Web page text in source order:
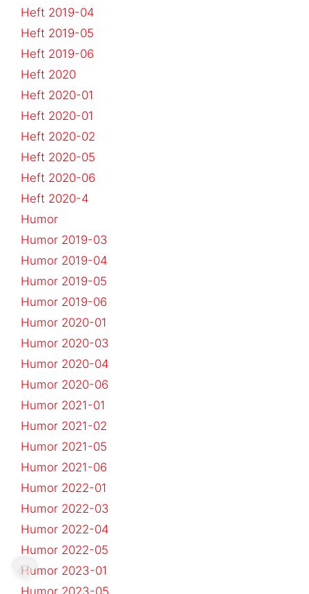
Heft 2019-04
Heft 2019-05
Heft 2019-06
Heft 2020
Heft 2020-01
Heft 2020-01
Heft 2020-02
Heft 2020-05
Heft 2020-06
Heft 2020-4
Humor
Humor 2019-03
Humor 2019-04
Humor 2019-05
Humor 2019-06
Humor 2020-01
Humor 2020-03
Humor 2020-04
Humor 2020-06
Humor 2021-01
Humor 2021-02
Humor 2021-05
Humor 2021-06
Humor 2022-01
Humor 2022-03
Humor 2022-04
Humor 2022-05
Humor 2023-01
Humor 2023-05